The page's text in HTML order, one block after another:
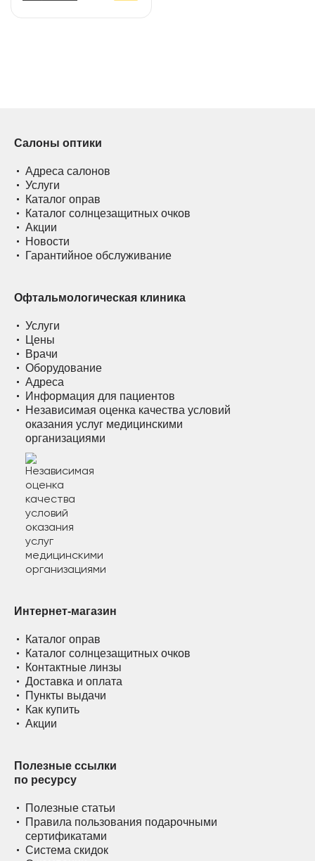
Салоны оптики
Адреса салонов
Услуги
Каталог оправ
Каталог солнцезащитных очков
Акции
Новости
Гарантийное обслуживание
Офтальмологическая клиника
Услуги
Цены
Врачи
Оборудование
Адреса
Информация для пациентов
Независимая оценка качества условий
оказания услуг медицинскими
организациями
Интернет-магазин
Каталог оправ
Каталог солнцезащитных очков
Контактные линзы
Доставка и оплата
Пункты выдачи
Как купить
Акции
Полезные ссылки
по ресурсу
Полезные статьи
Правила пользования подарочными
сертификатами
Система скидок